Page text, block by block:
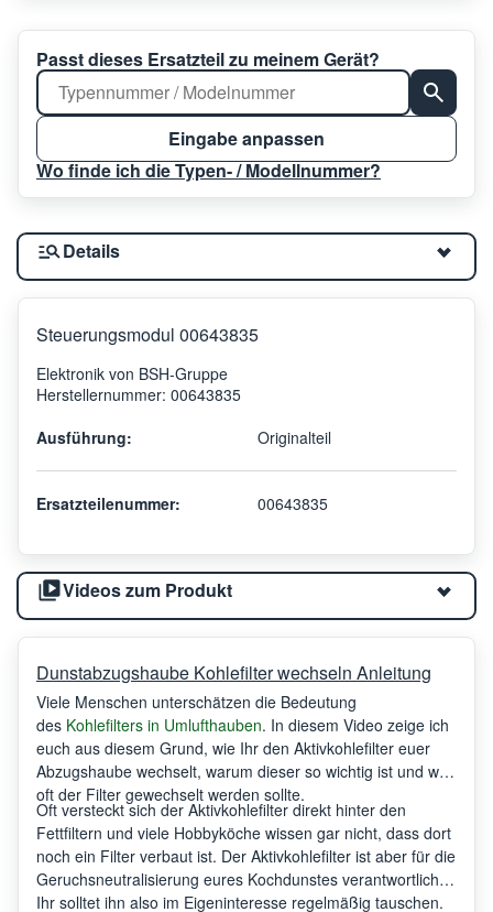
Passt dieses Ersatzteil zu meinem Gerät?
Eingabe anpassen
Wo finde ich die Typen- / Modellnummer?
Details
Steuerungsmodul 00643835
Elektronik von BSH-Gruppe
Herstellernummer: 00643835
Ausführung:
Originalteil
Ersatzteilenummer: 00643835
Videos zum Produkt
Dunstabzugshaube Kohlefilter wechseln Anleitung
Viele Menschen unterschätzen die Bedeutung
des Kohlefilters in Umlufthauben. In diesem Video zeige ich
euch aus diesem Grund, wie Ihr den Aktivkohlefilter euer
Abzugshaube wechselt, warum dieser so wichtig ist und wie
oft der Filter gewechselt werden sollte.
Oft versteckt sich der Aktivkohlefilter direkt hinter den
Fettfiltern und viele Hobbyköche wissen gar nicht, dass dort
noch ein Filter verbaut ist. Der Aktivkohlefilter ist aber für die
Geruchsneutralisierung eures Kochdunstes verantwortlich.
Ihr solltet ihn also im Eigeninteresse regelmäßig tauschen.